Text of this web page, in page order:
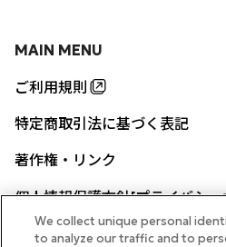
MAIN MENU
ご利用規則
特定商取引法に基づく表記
著作権・リンク
個人情報保護方針[プライバシ
We collect unique personal
to analyze our traffic and to